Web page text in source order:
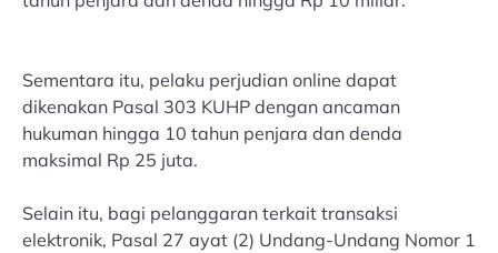
Sementara itu, pelaku perjudian online dapat
dikenakan Pasal 303 KUHP dengan ancaman
hukuman hingga 10 tahun penjara dan denda
maksimal Rp 25 juta.
Selain itu, bagi pelanggaran terkait transaksi
elektronik, Pasal 27 ayat (2) Undang-Undang Nomor 1